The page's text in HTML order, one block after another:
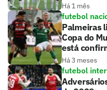
Há 1 mês
futebol
Palmeiras
Copa do
está
Há 3 meses
futebol